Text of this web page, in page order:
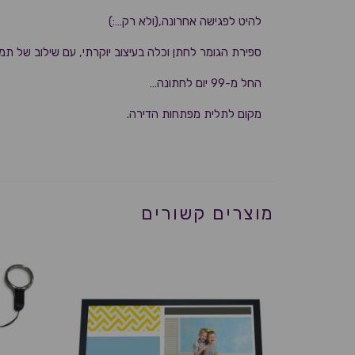
להיט לפגישה אחרונה,(ולא רק…:)
ספירת הגומר לחתן וכלה בעיצוב יוקרתי, עם שילוב של
החל מ-99 יום לחתונה…
מקום לתלית מפתחות הדירה.
מוצרים קשורים